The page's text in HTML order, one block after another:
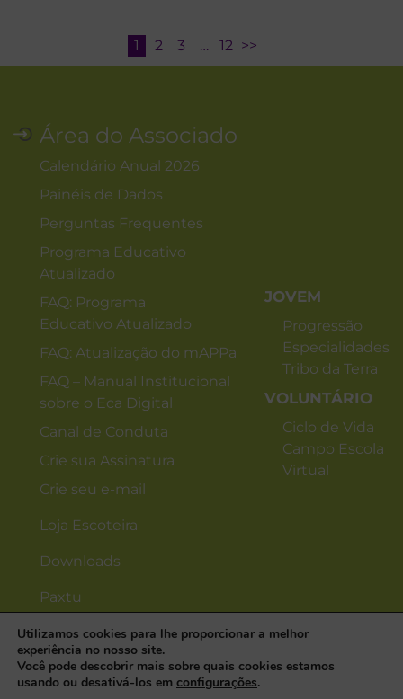
1 2 3 … 12 >>
Área do Associado
Calendário Anual 2026
Painéis de Dados
Perguntas Frequentes
Programa Educativo
Atualizado
FAQ: Programa
Educativo Atualizado
FAQ: Atualização do mAPPa
FAQ – Manual Institucional
sobre o Eca Digital
Canal de Conduta
Crie sua Assinatura
Crie seu e-mail
Loja Escoteira
Downloads
Paxtu
JOVEM
Progressão
Especialidades
Tribo da Terra
VOLUNTÁRIO
Ciclo de Vida
Campo Escola
Virtual
Utilizamos cookies para lhe proporcionar a melhor
experiência no nosso site.
Você pode descobrir mais sobre quais cookies estamos
usando ou desativá-los em configurações.